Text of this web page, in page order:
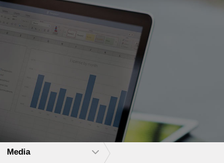
Media